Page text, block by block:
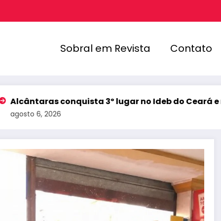
Sobral em Revista Contato
conquista 3º lugar no Ideb do Ceará e registra